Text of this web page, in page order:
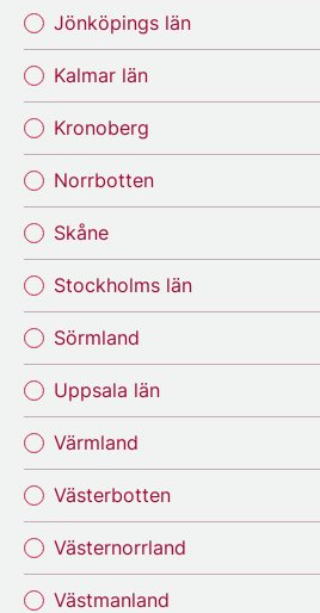
Jönköpings län
Kalmar län
Kronoberg
Norrbotten
Skåne
Stockholms län
Sörmland
Uppsala län
Värmland
Västerbotten
Västernorrland
Västmanland